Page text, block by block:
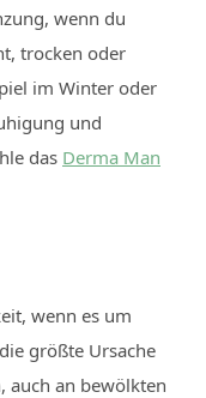
wenn du
trocken oder
im Winter oder
und
das Derma Man
wenn es um
größte Ursache
auch an bewölkten